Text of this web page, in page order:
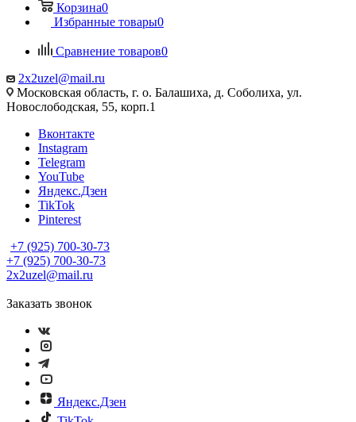
Корзина0
Избранные товары0
Сравнение товаров0
2x2uzel@mail.ru
Московская область, г. о. Балашиха, д. Соболиха, ул.
Новослободская, 55, корп.1
Вконтакте
Instagram
Telegram
YouTube
Яндекс.Дзен
TikTok
Pinterest
+7 (925) 700-30-73
+7 (925) 700-30-73
2x2uzel@mail.ru
Заказать звонок
Яндекс.Дзен